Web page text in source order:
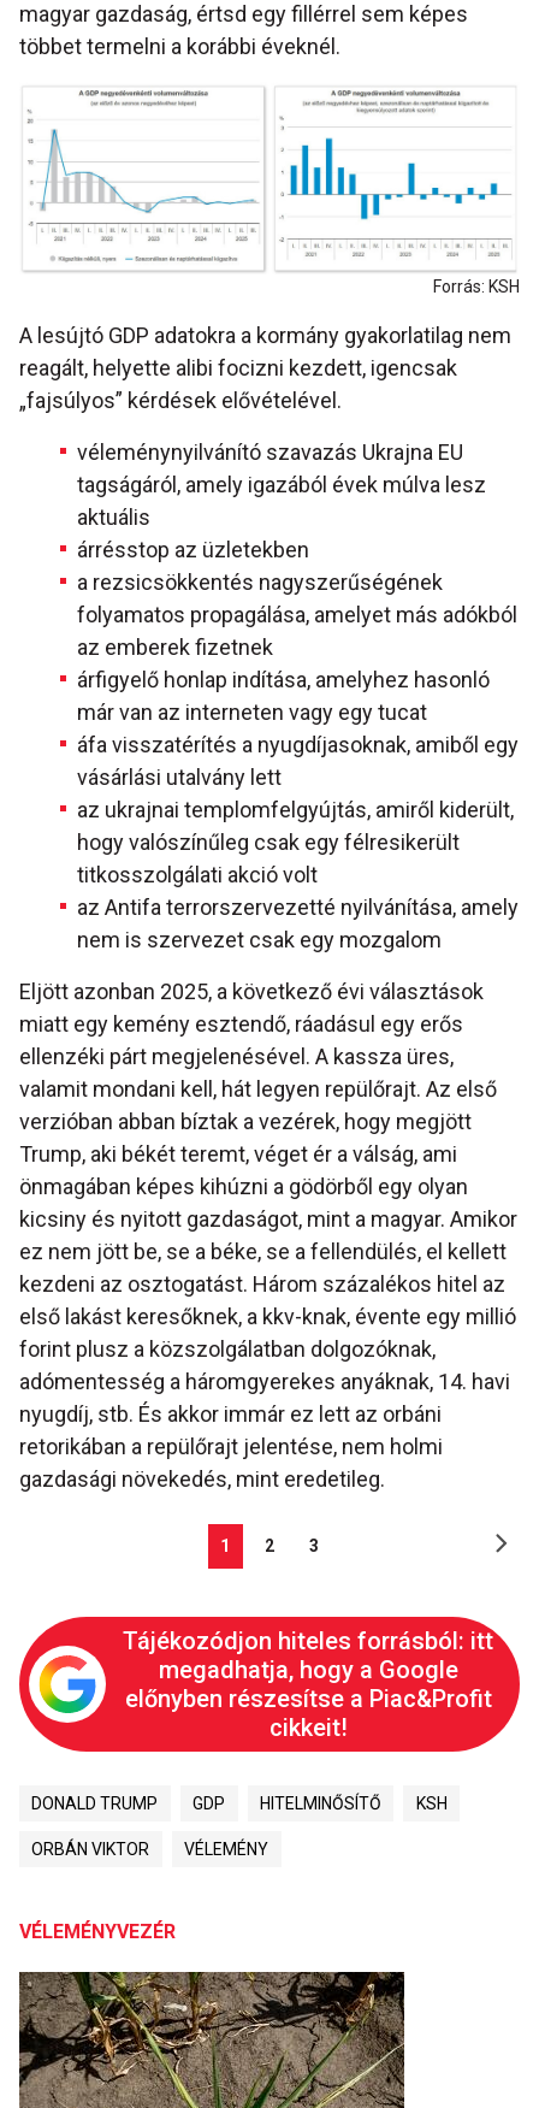
magyar gazdaság, értsd egy fillérrel sem képes
többet termelni a korábbi éveknél.
Forrás: KSH
A lesújtó GDP adatokra a kormány gyakorlatilag nem
reagált, helyette alibi focizni kezdett, igencsak
„fajsúlyos” kérdések elővételével.
véleménynyilvánító szavazás Ukrajna EU
tagságáról, amely igazából évek múlva lesz
aktuális
árrésstop az üzletekben
a rezsicsökkentés nagyszerűségének
folyamatos propagálása, amelyet más adókból
az emberek fizetnek
árfigyelő honlap indítása, amelyhez hasonló
már van az interneten vagy egy tucat
áfa visszatérítés a nyugdíjasoknak, amiből egy
vásárlási utalvány lett
az ukrajnai templomfelgyújtás, amiről kiderült,
hogy valószínűleg csak egy félresikerült
titkosszolgálati akció volt
az Antifa terrorszervezetté nyilvánítása, amely
nem is szervezet csak egy mozgalom
Eljött azonban 2025, a következő évi választások
miatt egy kemény esztendő, ráadásul egy erős
ellenzéki párt megjelenésével. A kassza üres,
valamit mondani kell, hát legyen repülőrajt. Az első
verzióban abban bíztak a vezérek, hogy megjött
Trump, aki békét teremt, véget ér a válság, ami
önmagában képes kihúzni a gödörből egy olyan
kicsiny és nyitott gazdaságot, mint a magyar. Amikor
ez nem jött be, se a béke, se a fellendülés, el kellett
kezdeni az osztogatást. Három százalékos hitel az
első lakást keresőknek, a kkv-knak, évente egy millió
forint plusz a közszolgálatban dolgozóknak,
adómentesség a háromgyerekes anyáknak, 14. havi
nyugdíj, stb. És akkor immár ez lett az orbáni
retorikában a repülőrajt jelentése, nem holmi
gazdasági növekedés, mint eredetileg.
1 2 3
Tájékozódjon hiteles forrásból: itt
megadhatja, hogy a Google
előnyben részesítse a Piac&Profit
cikkeit!
DONALD TRUMP GDP HITELMINŐSÍTŐ KSH
ORBÁN VIKTOR VÉLEMÉNY
VÉLEMÉNYVEZÉR